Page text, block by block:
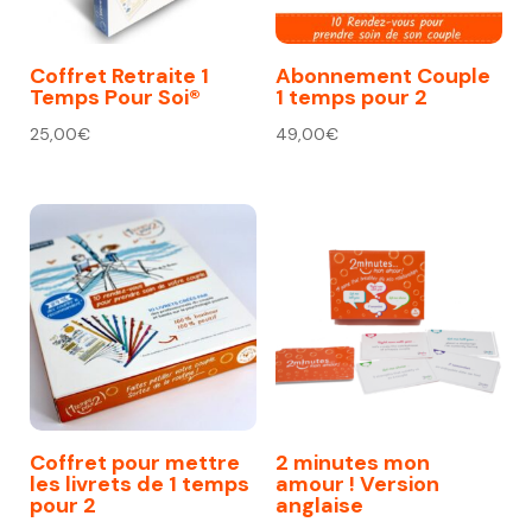
Coffret Retraite 1
Temps Pour Soi®
25,00€
Abonnement Couple
1 temps pour 2
49,00€
Coffret pour mettre
les livrets de 1 temps
pour 2
2 minutes mon
amour ! Version
anglaise